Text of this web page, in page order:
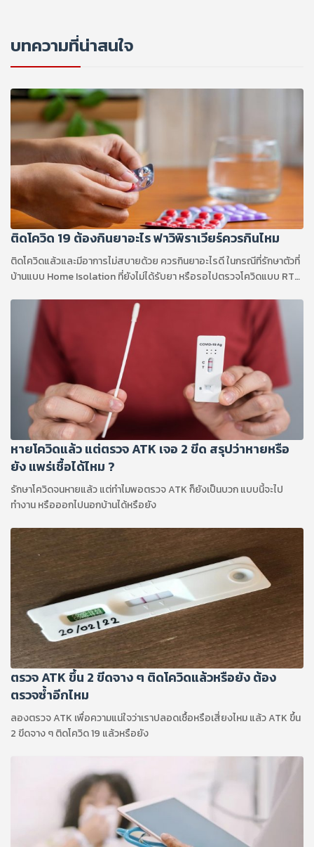
บทความที่น่าสนใจ
ติดโควิด 19 ต้องกินยาอะไร ฟาวิพิราเวียร์ควรกินไหม
ติดโควิดแล้วและมีอาการไม่สบายด้วย ควรกินยาอะไรดี ในกรณีที่รักษาตัวที่
บ้านแบบ Home Isolation ที่ยังไม่ได้รับยา หรือรอไปตรวจโควิดแบบ RT-
หายโควิดแล้ว แต่ตรวจ ATK เจอ 2 ขีด สรุปว่าหายหรือ
ยัง แพร่เชื้อได้ไหม ?
รักษาโควิดจนหายแล้ว แต่ทำไมพอตรวจ ATK ก็ยังเป็นบวก แบบนี้จะไป
ทำงาน หรือออกไปนอกบ้านได้หรือยัง
ตรวจ ATK ขึ้น 2 ขีดจาง ๆ ติดโควิดแล้วหรือยัง ต้อง
ตรวจซ้ำอีกไหม
ลองตรวจ ATK เพื่อความแน่ใจว่าเราปลอดเชื้อหรือเสี่ยงไหม แล้ว ATK ขึ้น
2 ขีดจาง ๆ ติดโควิด 19 แล้วหรือยัง